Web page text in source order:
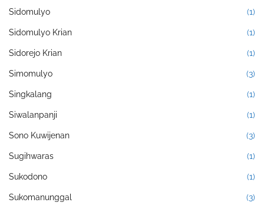
Sidomulyo (1)
Sidomulyo Krian (1)
Sidorejo Krian (1)
Simomulyo (3)
Singkalang (1)
Siwalanpanji (1)
Sono Kuwijenan (3)
Sugihwaras (1)
Sukodono (1)
Sukomanunggal (3)